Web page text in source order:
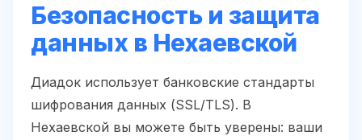
Безопасность и защита
данных в Нехаевской
Диадок использует банковские стандарты
шифрования данных (SSL/TLS). В
Нехаевской вы можете быть уверены: ваши